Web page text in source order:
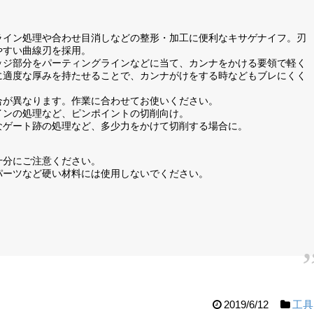
ン処理や合わせ目消しなどの整形・加工に便利なキサゲナイフ。刃
い曲線刃を採用。
部分をパーティングラインなどに当て、カンナをかける要領で軽く
度な厚みを持たせることで、カンナがけをする時などもブレにくく
異なります。作業に合わせてお使いください。
の処理など、ピンポイントの切削向け。
ート跡の処理など、多少力をかけて切削する場合に。
にご注意ください。
ツなど硬い材料には使用しないでください。
2019/6/12 工具